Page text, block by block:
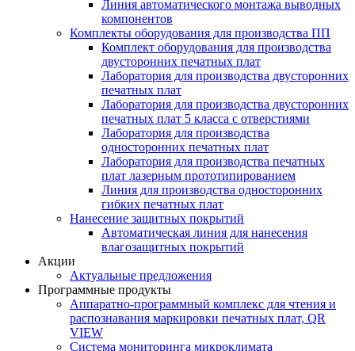
Линия автоматического монтажа выводных
компонентов
Комплекты оборудования для производства ПП
Комплект оборудования для производства
двусторонних печатных плат
Лаборатория для производства двусторонних
печатных плат
Лаборатория для производства двусторонних
печатных плат 5 класса с отверстиями
Лаборатория для производства
односторонних печатных плат
Лаборатория для производства печатных
плат лазерным прототипированием
Линия для производства односторонних
гибких печатных плат
Нанесение защитных покрытий
Автоматическая линия для нанесения
влагозащитных покрытий
Акции
Актуальные предложения
Программные продукты
Аппаратно-программный комплекс для чтения и
распознавания маркировки печатных плат, QR
VIEW
Система мониторинга микроклимата